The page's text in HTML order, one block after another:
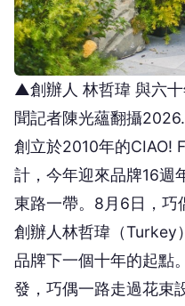
▲創辦人 林哲瑋 與六
聞記者陳光蘊翻攝
創立於2010年的CIAO!
計，今年迎來品牌16週
東路一帶。8月6日，巧
創辦人林哲瑋（Turkey
品牌下一個十年的起點
發，巧偶一路走過花束